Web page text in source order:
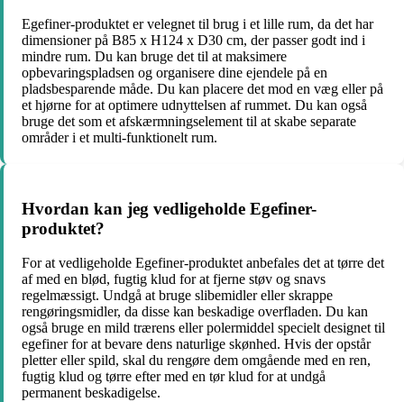
Egefiner-produktet er velegnet til brug i et lille rum, da det har
dimensioner på B85 x H124 x D30 cm, der passer godt ind i
mindre rum. Du kan bruge det til at maksimere
opbevaringspladsen og organisere dine ejendele på en
pladsbesparende måde. Du kan placere det mod en væg eller på
et hjørne for at optimere udnyttelsen af rummet. Du kan også
bruge det som et afskærmningselement til at skabe separate
områder i et multi-funktionelt rum.
Hvordan kan jeg vedligeholde Egefiner-
produktet?
For at vedligeholde Egefiner-produktet anbefales det at tørre det
af med en blød, fugtig klud for at fjerne støv og snavs
regelmæssigt. Undgå at bruge slibemidler eller skrappe
rengøringsmidler, da disse kan beskadige overfladen. Du kan
også bruge en mild trærens eller polermiddel specielt designet til
egefiner for at bevare dens naturlige skønhed. Hvis der opstår
pletter eller spild, skal du rengøre dem omgående med en ren,
fugtig klud og tørre efter med en tør klud for at undgå
permanent beskadigelse.